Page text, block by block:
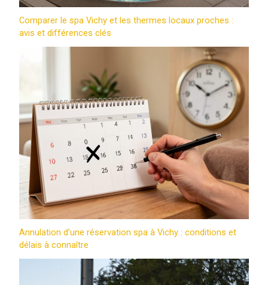
Comparer le spa Vichy et les thermes locaux proches :
avis et différences clés
Annulation d’une réservation spa à Vichy : conditions et
délais à connaître